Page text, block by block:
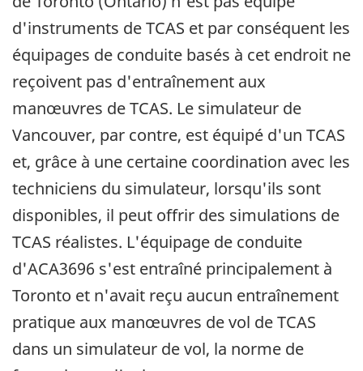
d'instruments de TCAS et par conséquent les
équipages de conduite basés à cet endroit ne
reçoivent pas d'entraînement aux
manœuvres de TCAS. Le simulateur de
Vancouver, par contre, est équipé d'un TCAS
et, grâce à une certaine coordination avec les
techniciens du simulateur, lorsqu'ils sont
disponibles, il peut offrir des simulations de
TCAS réalistes. L'équipage de conduite
d'ACA3696 s'est entraîné principalement à
Toronto et n'avait reçu aucun entraînement
pratique aux manœuvres de vol de TCAS
dans un simulateur de vol, la norme de